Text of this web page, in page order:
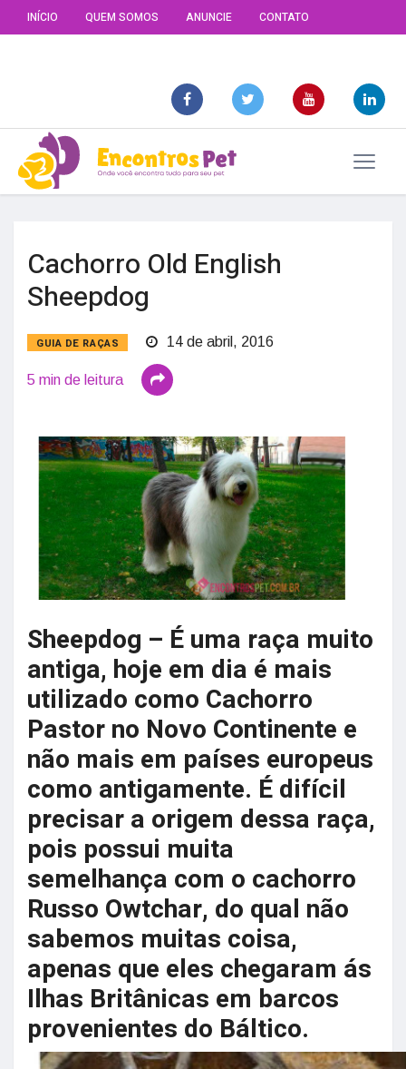
INÍCIO QUEM SOMOS ANUNCIE CONTATO
Cachorro Old English
Sheepdog
GUIA DE RAÇAS 14 de abril, 2016
5 min de leitura
Sheepdog – É uma raça muito
antiga, hoje em dia é mais
utilizado como Cachorro
Pastor no Novo Continente e
não mais em países europeus
como antigamente. É difícil
precisar a origem dessa raça,
pois possui muita
semelhança com o cachorro
Russo Owtchar, do qual não
sabemos muitas coisa,
apenas que eles chegaram ás
Ilhas Britânicas em barcos
provenientes do Báltico.